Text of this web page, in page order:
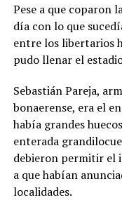
Pese a que coparon
día con lo que
entre los libertarios
pudo llenar el
Sebastián Pareja,
bonaerense, era el
había grandes
enterada
debieron permitir el
a que habían
localidades.